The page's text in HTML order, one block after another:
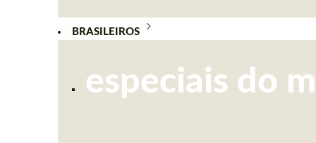
BRASILEIROS
especiais do